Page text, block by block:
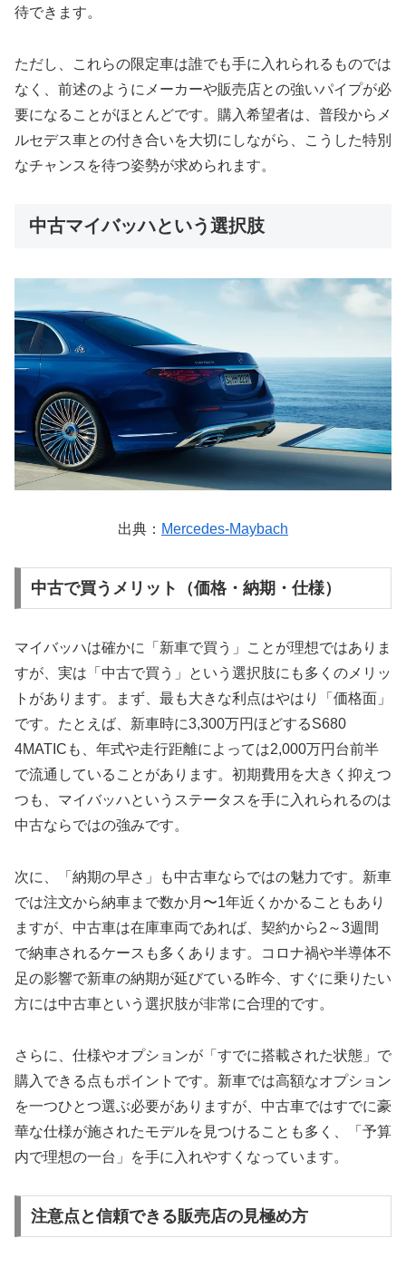
待できます。
ただし、これらの限定車は誰でも手に入れられるものでは
なく、前述のようにメーカーや販売店との強いパイプが必
要になることがほとんどです。購入希望者は、普段からメ
ルセデス車との付き合いを大切にしながら、こうした特別
なチャンスを待つ姿勢が求められます。
中古マイバッハという選択肢
出典： Mercedes-Maybach
中古で買うメリット（価格・納期・仕様）
マイバッハは確かに「新車で買う」ことが理想ではありま
すが、実は「中古で買う」という選択肢にも多くのメリッ
トがあります。まず、最も大きな利点はやはり「価格面」
です。たとえば、新車時に3,300万円ほどするS680
4MATICも、年式や走行距離によっては2,000万円台前半
で流通していることがあります。初期費用を大きく抑えつ
つも、マイバッハというステータスを手に入れられるのは
中古ならではの強みです。
次に、「納期の早さ」も中古車ならではの魅力です。新車
では注文から納車まで数か月〜1年近くかかることもあり
ますが、中古車は在庫車両であれば、契約から2～3週間
で納車されるケースも多くあります。コロナ禍や半導体不
足の影響で新車の納期が延びている昨今、すぐに乗りたい
方には中古車という選択肢が非常に合理的です。
さらに、仕様やオプションが「すでに搭載された状態」で
購入できる点もポイントです。新車では高額なオプション
を一つひとつ選ぶ必要がありますが、中古車ではすでに豪
華な仕様が施されたモデルを見つけることも多く、「予算
内で理想の一台」を手に入れやすくなっています。
注意点と信頼できる販売店の見極め方